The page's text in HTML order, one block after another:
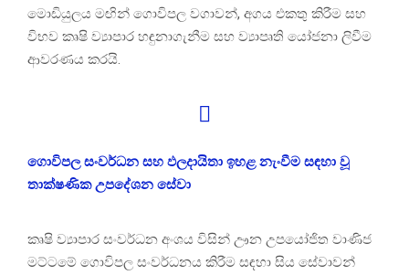
මොඩියුලය මඟින් ගොවිපල වගාවන්, අගය එකතු කිරීම සහ
විභව කෘෂි ව්‍යාපාර හඳුනාගැනීම සහ ව්‍යාපෘති යෝජනා ලිවීම
ආවරණය කරයි.
ගොවිපල සංවර්ධන සහ ඵලදායිතා ඉහළ නැංවීම සඳහා වූ
තාක්ෂණික උපදේශන සේවා
කෘෂි ව්‍යාපාර සංවර්ධන අංශය විසින් ඌන උපයෝජිත වාණිජ
මට්ටමේ ගොවිපල සංවර්ධනය කිරීම සඳහා සිය සේවාවන්